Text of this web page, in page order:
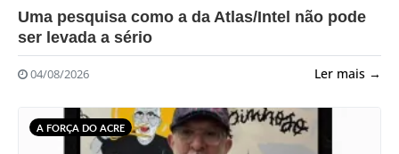
?>
Uma pesquisa como a da Atlas/Intel não pode
ser levada a sério
04/08/2026 Ler mais →
A FORÇA DO ACRE